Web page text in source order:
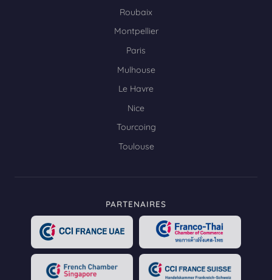
Roubaix
Montpellier
Paris
Mulhouse
Le Havre
Nice
Tourcoing
Toulouse
PARTENAIRES